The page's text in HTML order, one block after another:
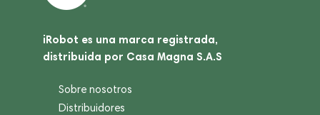
iRobot es una marca registrada,
distribuida por Casa Magna S.A.S
Sobre nosotros
Distribuidores